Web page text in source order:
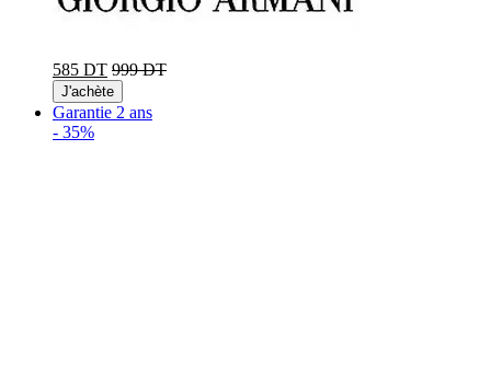
585 DT 999 DT
J'achète
Garantie 2 ans
- 35%